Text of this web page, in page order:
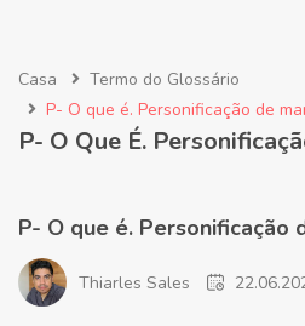
Casa
Termo do Glossário
P- O que é. Personificação de
P- O Que É.
P- O que é. Personificação
Thiarles Sales